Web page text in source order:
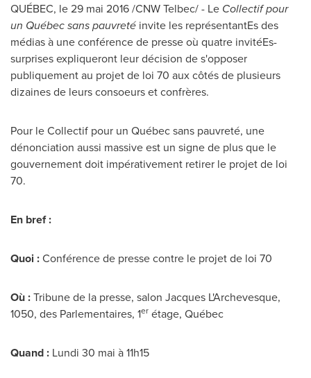
QUÉBEC, le 29 mai 2016 /CNW Telbec/ - Le Collectif pour
un Québec sans pauvreté invite les représentantEs des
médias à une conférence de presse où quatre invitéEs-
surprises expliqueront leur décision de s'opposer
publiquement au projet de loi 70 aux côtés de plusieurs
dizaines de leurs consoeurs et confrères.
Pour le Collectif pour un Québec sans pauvreté, une
dénonciation aussi massive est un signe de plus que le
gouvernement doit impérativement retirer le projet de loi
70.
En bref :
Quoi :Conférence de presse contre le projet de loi 70
Où :Tribune de la presse, salon Jacques L'Archevesque,
1050, des Parlementaires, 1er étage, Québec
Quand : Lundi 30 mai à 11h15